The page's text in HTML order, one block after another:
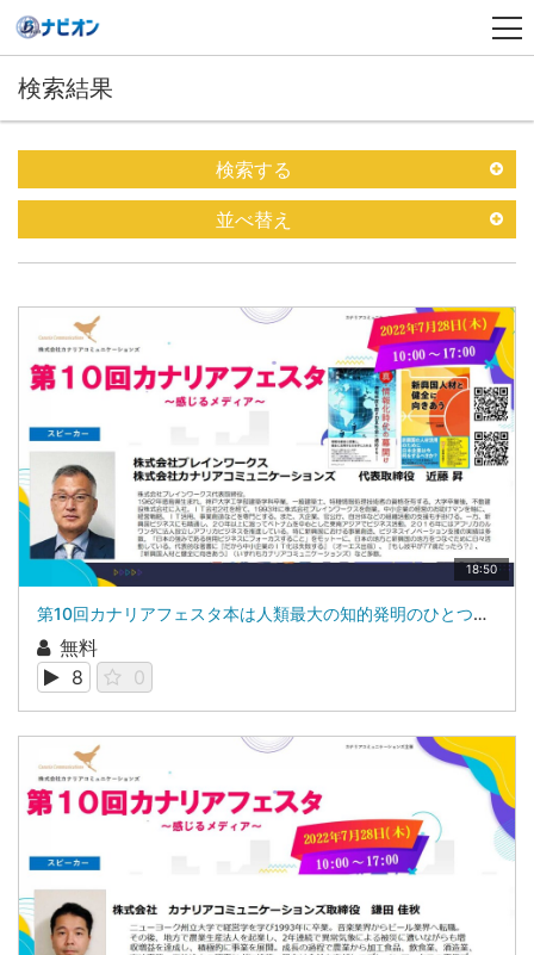
検索結果
検索する
並べ替え
18:50
第10回カナリアフェスタ本は人類最大の知的発明のひとつである株式会社ブレインワークス 代表取締役 近藤 昇
無料
8
0